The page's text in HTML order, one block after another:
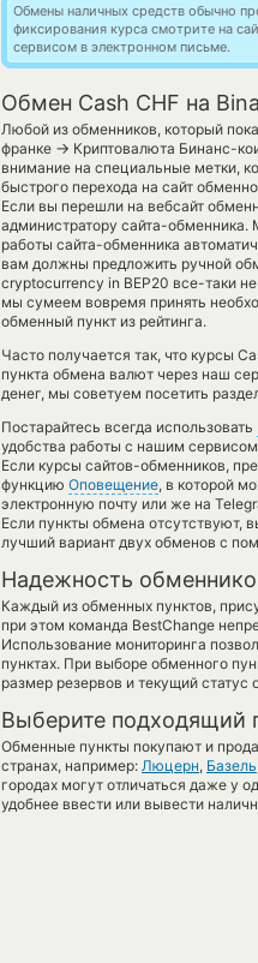
Обмены наличных средств обычно
фиксирования курса смотрите на
сервисом в электронном письме.
Обмен Cash CHF на
Любой из обменников, который
франке → Криптовалюта Бинанс-
внимание на специальные метки,
быстрого перехода на сайт
Если вы перешли на вебсайт
администратору сайта-обменника.
работы сайта-обменника
вам должны предложить ручной
cryptocurrency in BEP20 все-таки
мы сумеем вовремя принять
обменный пункт из рейтинга.
Часто получается так, что курсы
пункта обмена валют через наш
денег, мы советуем посетить
Постарайтесь всегда использовать
удобства работы с нашим
Если курсы сайтов-обменников,
функцию Оповещение, в которой
электронную почту или же на
Если пункты обмена отсутствуют,
лучший вариант двух обменов с
Надежность
Каждый из обменных пунктов,
при этом команда BestChange
Использование мониторинга
пунктах. При выборе обменного
размер резервов и текущий
Выберите подходящий
Обменные пункты покупают и
странах, например: Люцерн, Базель
городах могут отличаться даже у
удобнее ввести или вывести